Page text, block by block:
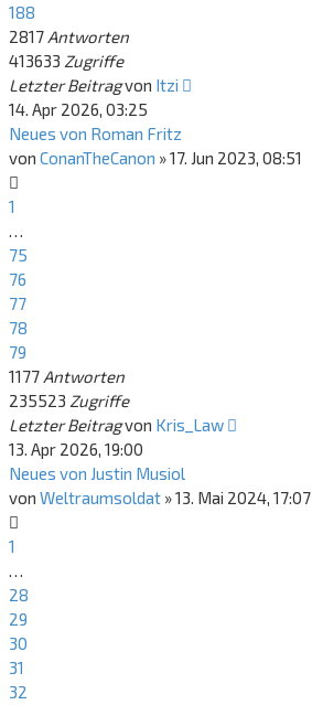
188
2817 Antworten
413633 Zugriffe
Letzter Beitragvon Itzi
14. Apr 2026, 03:25
Neues von Roman Fritz
von ConanTheCanon »17. Jun 2023, 08:51
1
…
75
76
77
78
79
1177 Antworten
235523 Zugriffe
Letzter Beitragvon Kris_Law
13. Apr 2026, 19:00
Neues von Justin Musiol
von Weltraumsoldat »13. Mai 2024, 17:07
1
…
28
29
30
31
32